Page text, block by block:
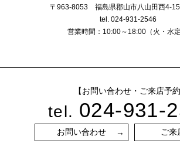
〒963-8053 福島県郡山市八山田西4-
tel. 024-931-2546
営業時間：10:00～18:00（火・水定
【お問い合わせ・ご来店予約
tel. 024-931-
お問い合わせ ご来